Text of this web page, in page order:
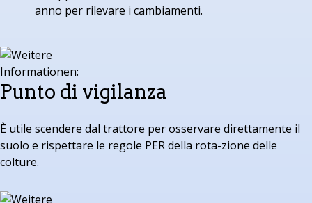
anno per rilevare i cambiamenti.
Punto di vigilanza
È utile scendere dal trattore per osservare direttamente il
suolo e rispettare le regole PER della rota-zione delle
colture.